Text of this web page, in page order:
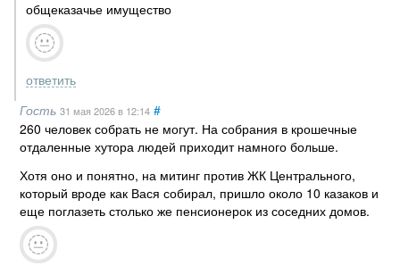
общеказачье имущество
ответить
Гость 31 мая 2026в 12:14 #
260 человек собрать не могут. На собрания в крошечные
отдаленные хутора людей приходит намного больше.
Хотя оно и понятно, на митинг против ЖК Центрального,
который вроде как Вася собирал, пришло около 10 казаков и
еще поглазеть столько же пенсионерок из соседних домов.